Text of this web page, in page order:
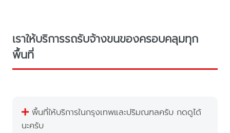
เราให้บริการรถรับจ้างขนของครอบคลุมทุก
พื้นที่
พื้นที่ให้บริการในกรุงเทพและปริมณฑลครับ กดดูได้
นะครับ